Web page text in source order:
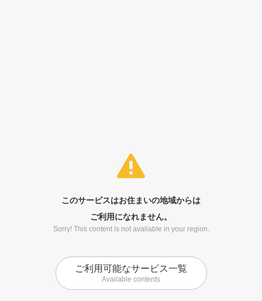
このサービスはお住まいの地域からは
ご利用になれません。
Sorry! This content is not available in your region.
ご利用可能なサービス一覧
Available contents